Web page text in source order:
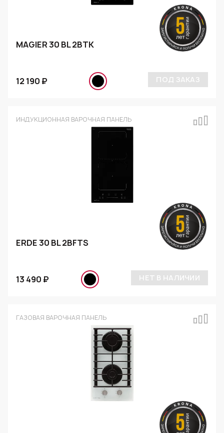
MAGIER 30 BL 2BTK
12 190 ₽ ПОД ЗАКАЗ
ИНДУКЦИОННАЯ ВАРОЧНАЯ ПАНЕЛЬ
ERDE 30 BL 2BFTS
13 490 ₽ НЕТ В НАЛИЧИИ
ГАЗОВАЯ ВАРОЧНАЯ ПАНЕЛЬ